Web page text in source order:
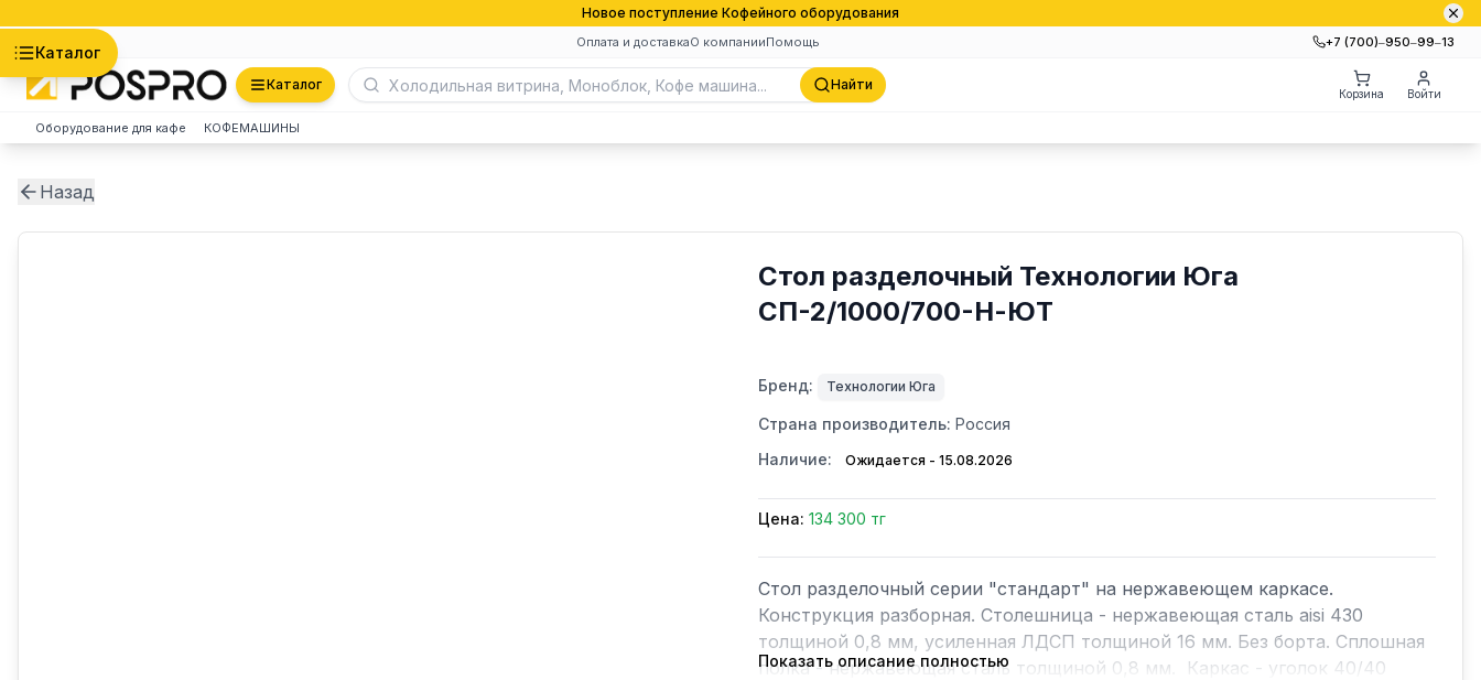
Новое поступление Кофейного оборудования
Оплата и доставкаО компанииПомощь +7 (700)‒950‒99‒13
Каталог
Каталог Найти
Корзина Войти
Оборудование для кафе КОФЕМАШИНЫ
Назад
Стол разделочный Технологии Юга
СП-2/1000/700-Н-ЮТ
Бренд: Технологии Юга
Страна производитель: Россия
Наличие:
Ожидается - 15.08.2026
Цена: 134 300 тг
Стол разделочный серии "стандарт" на нержавеющем каркасе.
Конструкция разборная. Столешница - нержавеющая сталь aisi 430
толщиной 0,8 мм, усиленная ЛДСП толщиной 16 мм. Без борта. Сплошная
полка - нержавеющая сталь толщиной 0,8 мм.  Каркас - уголок 40/40
Показать описание полностью